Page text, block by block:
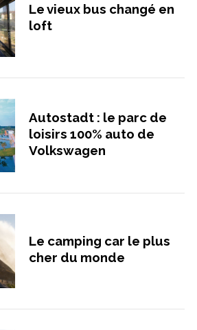
Le vieux bus changé en
loft
Autostadt : le parc de
loisirs 100% auto de
Volkswagen
Le camping car le plus
cher du monde